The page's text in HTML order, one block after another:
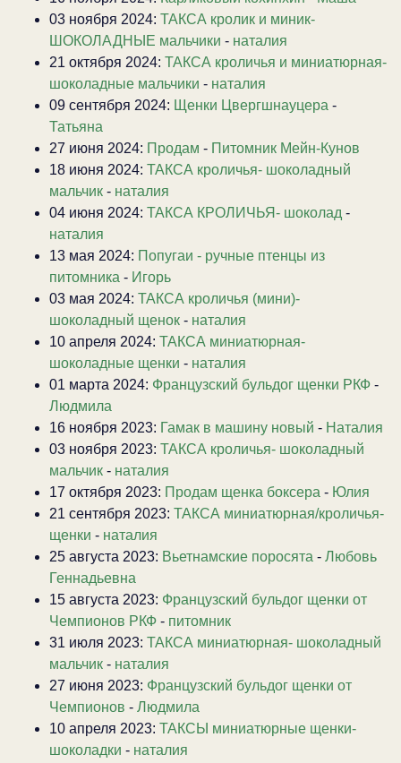
03 ноября 2024: ТАКСА кролик и миник-
ШОКОЛАДНЫЕ мальчики - наталия
21 октября 2024: ТАКСА кроличья и миниатюрная-
шоколадные мальчики - наталия
09 сентября 2024: Щенки Цвергшнауцера -
Татьяна
27 июня 2024: Продам - Питомник Мейн-Кунов
18 июня 2024: ТАКСА кроличья- шоколадный
мальчик - наталия
04 июня 2024: ТАКСА КРОЛИЧЬЯ- шоколад -
наталия
13 мая 2024: Попугаи - ручные птенцы из
питомника - Игорь
03 мая 2024: ТАКСА кроличья (мини)-
шоколадный щенок - наталия
10 апреля 2024: ТАКСА миниатюрная-
шоколадные щенки - наталия
01 марта 2024: Французский бульдог щенки РКФ -
Людмила
16 ноября 2023: Гамак в машину новый - Наталия
03 ноября 2023: ТАКСА кроличья- шоколадный
мальчик - наталия
17 октября 2023: Продам щенка боксера - Юлия
21 сентября 2023: ТАКСА миниатюрная/кроличья-
щенки - наталия
25 августа 2023: Вьетнамские поросята - Любовь
Геннадьевна
15 августа 2023: Французский бульдог щенки от
Чемпионов РКФ - питомник
31 июля 2023: ТАКСА миниатюрная- шоколадный
мальчик - наталия
27 июня 2023: Французский бульдог щенки от
Чемпионов - Людмила
10 апреля 2023: ТАКСЫ миниатюрные щенки-
шоколадки - наталия